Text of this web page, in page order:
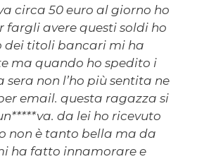
circa 50 euro al giorno ho
avere questi soldi ho
dei titoli bancari mi ha
ma quando ho spedito i
sera non l’ho più sentita ne
email. questa ragazza si
da lei ho ricevuto
non è tanto bella ma da
ha fatto innamorare e